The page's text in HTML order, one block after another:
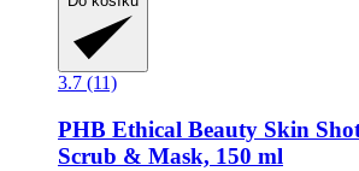
3.7 (11)
PHB Ethical Beauty Skin
Scrub & Mask, 150 ml